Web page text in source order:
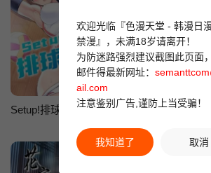
Setup!排球少女 岳母为何那样
欢迎光临『色漫天堂 - 韩漫日
禁漫』，未满18岁请离开！
为防迷路强烈建议截图此页面
邮件得最新网址：
ail.com
注意鉴别广告,谨防上当受骗！
我知道了 取消